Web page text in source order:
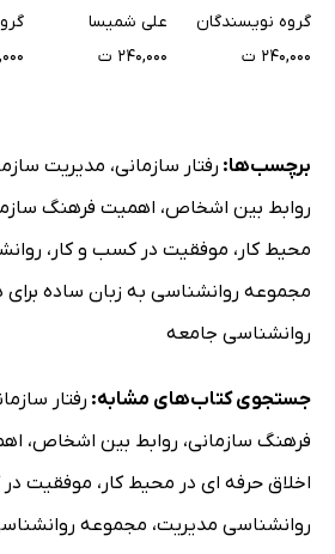
روانشناسی جامعه -
گروه نویسندگان
۲۴۰,۰۰۰ ت
دوم)
علی شمیسا
۲۴۰,۰۰۰ ت
برچسب‌ها: رفتار سازمانی، مدیریت
روابط بین اشخاص، اهمیت فرهنگ
محیط کار ، موفقیت در کسب و کار ،
مجموعه روانشناسی به زبان ساده برای
روانشناسی جامعه
جستجوی کتاب‌های مشابه: رفتار
فرهنگ سازمانی، روابط بین اشخاص،
اخلاق حرفه ای در محیط کار ، موفقیت
روانشناسی مدیریت، مجموعه